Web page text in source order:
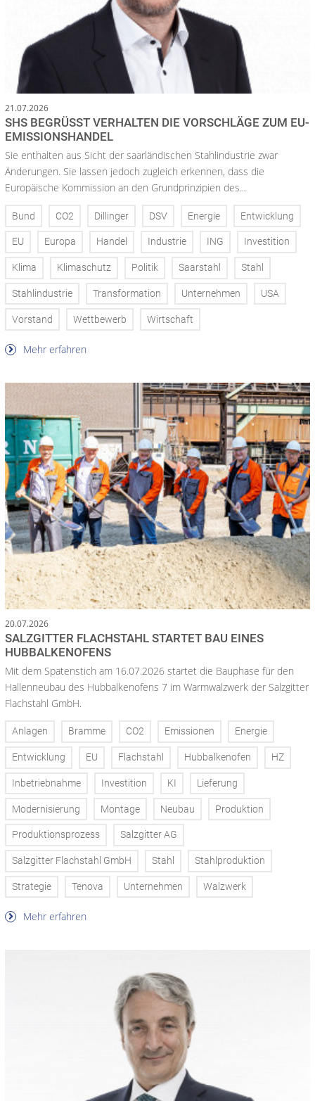
21.07.2026
SHS BEGRÜSST VERHALTEN DIE VORSCHLÄGE ZUM EU-E
MISSIONSHANDEL
Sie enthalten aus Sicht der saarländischen Stahlindustrie zwar
Änderungen. Sie lassen jedoch zugleich erkennen, dass die
Europäische Kommission an den Grundprinzipien des...
Bund CO2 Dillinger DSV Energie Entwicklung
EU Europa Handel Industrie ING Investition
Klima Klimaschutz Politik Saarstahl Stahl
Stahlindustrie Transformation Unternehmen USA
Vorstand Wettbewerb Wirtschaft
Mehr erfahren
20.07.2026
SALZGITTER FLACHSTAHL STARTET BAU EINES
HUBBALKENOFENS
Mit dem Spatenstich am 16.07.2026 startet die Bauphase für den
Hallenneubau des Hubbalkenofens 7 im Warmwalzwerk der Salzgitter
Flachstahl GmbH.
Anlagen Bramme CO2 Emissionen Energie
Entwicklung EU Flachstahl Hubbalkenofen HZ
Inbetriebnahme Investition KI Lieferung
Modernisierung Montage Neubau Produktion
Produktionsprozess Salzgitter AG
Salzgitter Flachstahl GmbH Stahl Stahlproduktion
Strategie Tenova Unternehmen Walzwerk
Mehr erfahren